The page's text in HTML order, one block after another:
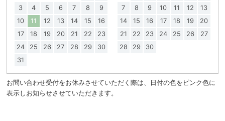
3
4 5 6 7 8
9
10
11 12 13 14 15
16
17
18 19 20 21 22
23
24
25 26 27 28 29
30
31
7
8 9 10 11 12
13
14
15 16 17 18 19
20
21
22 23 24 25 26
27
28
29 30
お問い合わせ受付をお休みさせていただく際は、日付の色をピンク色に
表示しお知らせさせていただきます。